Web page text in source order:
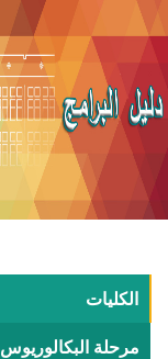
الكليات
مرحلة البكالوريوس